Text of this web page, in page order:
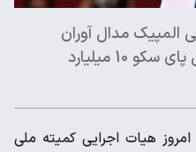
المپیک مدال آوران
طلایی المپیک 2024 پاریس پای سکو 10 میلیارد
هیات اجرایی کمیته ملی